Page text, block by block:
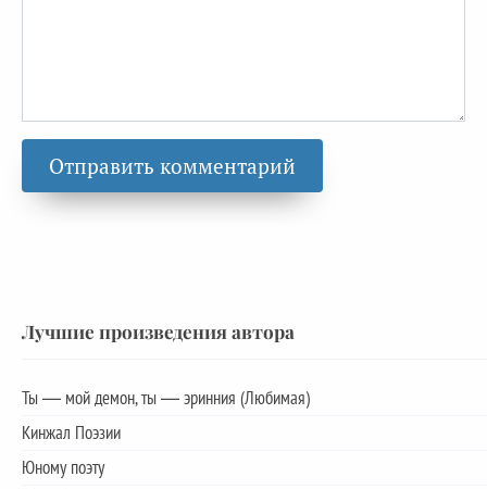
Лучшие произведения автора
Ты — мой демон, ты — эринния (Любимая)
Кинжал Поэзии
Юному поэту